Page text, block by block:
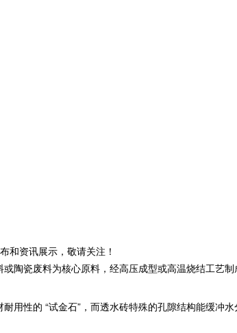
和资讯展示，敬请关注！
陶瓷废料为核心原料，经高压成型或高温烧结工艺
用性的 “试金石”，而透水砖特殊的孔隙结构能缓冲